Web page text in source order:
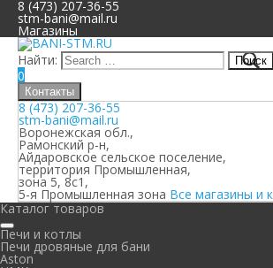
8 (473) 207-36-55
stm-bani@mail.ru
Магазины
Найти:
0
Контакты
8 (473) 207-36-55
stm-bani@mail.ru
Воронежская обл.,
Рамонский р-н,
Айдаровское сельское поселение,
территория Промышленная,
зона 5, 8с1,
5-я Промышленная зона Все магазины и
Каталог товаров
Печи и котлы
Печи дровяные для бани
Aston